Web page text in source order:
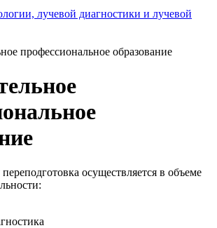
лучевой диагностики и лучевой
профессиональное образование
осуществляется в объеме